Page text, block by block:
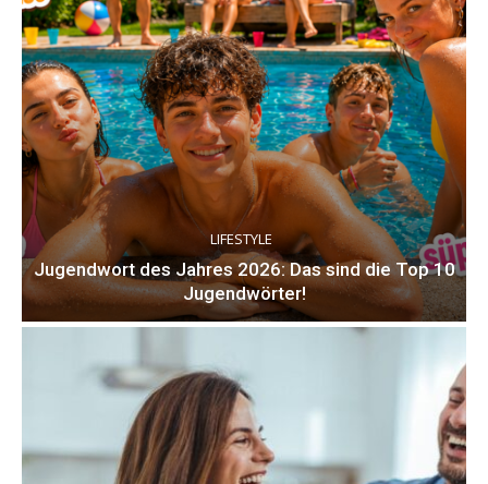
LIFESTYLE
Jugendwort des Jahres 2026: Das sind die Top 10
Jugendwörter!